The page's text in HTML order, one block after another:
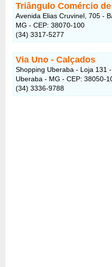
Triângulo Comércio
Avenida Elias Cruvinel, 705 -
MG - CEP: 38070-100
(34) 3317-5277
Via Uno - Calçados
Shopping Uberaba - Loja 131
Uberaba - MG - CEP: 38050-
(34) 3336-9788